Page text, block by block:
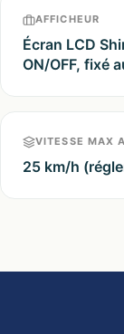
AFFICHEUR
Écran LCD
ON/OFF, fixé
VITESSE MAX
25 km/h